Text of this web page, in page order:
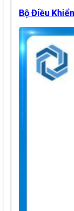
Bộ Điều